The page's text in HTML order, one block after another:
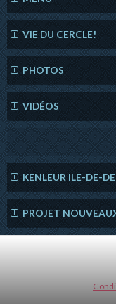
VIE DU CERCLE!
PHOTOS
VIDÉOS
KENLEUR ILE-DE-
PROJET